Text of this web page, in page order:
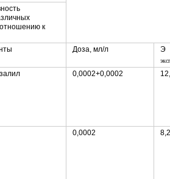
к
Доза, мл/л Э
0,0002+0,0002
0,0002 8,2